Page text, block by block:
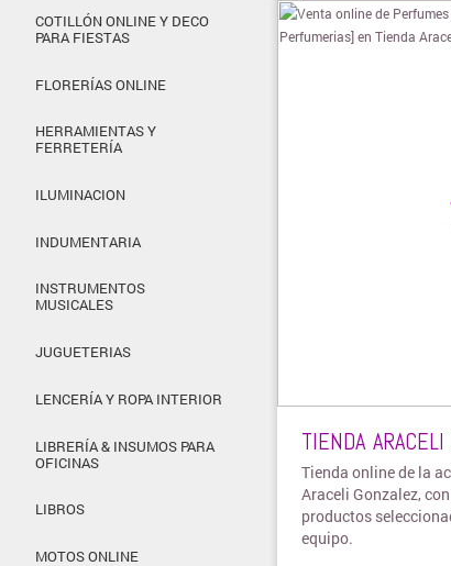
COTILLÓN ONLINE Y DECO
PARA FIESTAS
FLORERÍAS ONLINE
HERRAMIENTAS Y
FERRETERÍA
ILUMINACION
INDUMENTARIA
INSTRUMENTOS
MUSICALES
JUGUETERIAS
LENCERÍA Y ROPA INTERIOR
LIBRERÍA & INSUMOS PARA
OFICINAS
LIBROS
MOTOS ONLINE
»
TIENDA
Tienda online de la
Araceli Gonzalez,
productos
equipo.